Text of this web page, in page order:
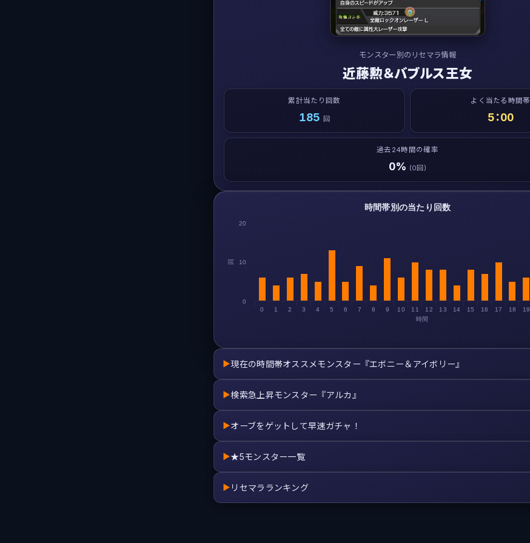
モンスター別のリセマラ情報
近藤勲＆バブルス王女
累計当たり回数
185 回
よく当たる時間帯
5：00
過去24時間の確率
0% (0回)
時間
回
時間帯別の当たり回数
0 1 2 3 4 5 6 7 8 9 10 11 12 13 14 15 16 17 18 19
0
10
20
▶現在の時間帯オススメモンスター『エボニー＆アイボリー』
▶検索急上昇モンスター『アルカ』
▶オーブをゲットして早速ガチャ！
▶★5モンスター一覧
▶ リセマラランキング